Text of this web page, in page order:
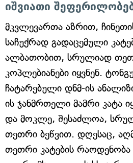
იშვიათი
მკვლევართა აზრით,
საჩუქრად გადაცემული
ალბათობით, სრულიად
კოპლებიანები იყვნენ.
ჩატარებული დნმ-ის
ის ჯანმრთელი მამრი კატა
და მოკლე, შესაძლოა,
თეთრი ბეწვით. დღესაც,
თეთრი კატების